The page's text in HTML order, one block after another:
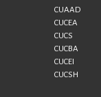
CUAAD
CUCEA
CUCS
CUCBA
CUCEI
CUCSH